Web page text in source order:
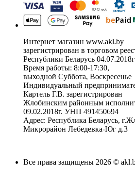
Интернет магазин www.akl.by
зарегистрирован в торговом
Республики Беларусь
Время работы: 8:00-17:30,
выходной Суббота, Воскресенье
Индивидуальный
Картель Г.В. зарегистрирован
Жлобинским районным
09.02.2018г. УНП 491450694
Адрес: Республика Беларусь,
Микрорайон Лебедевка-Юг д.3
Все права защищены 2026 ©